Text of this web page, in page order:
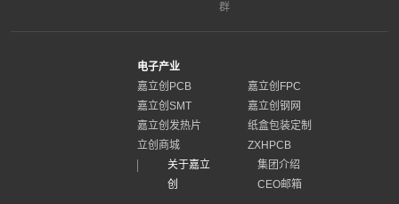
群
电子产业
嘉立创PCB
嘉立创FPC
嘉立创SMT
嘉立创钢网
嘉立创发热片
纸盒包装定制
立创商城
ZXHPCB
关于嘉立
创
集团介绍
CEO邮箱